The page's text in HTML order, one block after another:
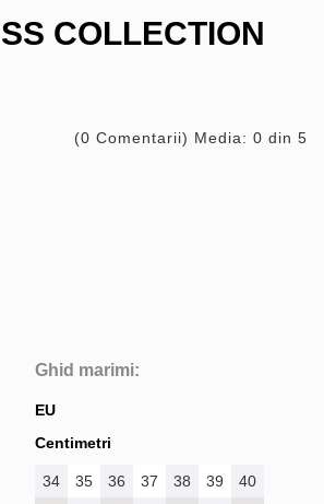
COLLECTION
(0 Comentarii) Media: 0 din 5
Ghid marimi:
EU
Centimetri
34 35 36 37 38 39
40